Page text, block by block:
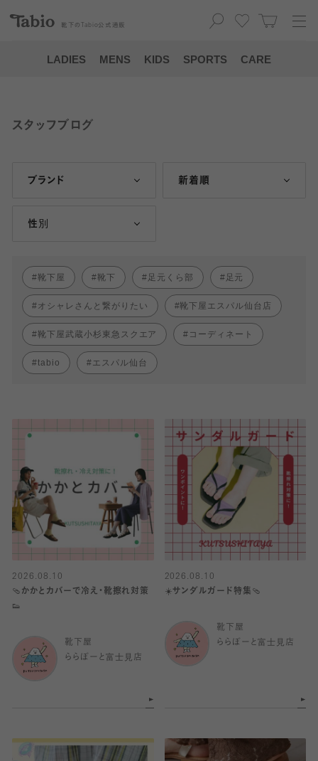
靴下の Tabio 公式通販
LADIES MENS KIDS SPORTS CARE
スタッフブログ
ブランド 新着順
性別
靴下屋 靴下 足元くら部 足元
オシャレさんと繋がりたい 靴下屋エスパル仙台店
靴下屋武蔵小杉東急スクエア コーディネート
tabio エスパル仙台
2026.08.10
🩴かかとカバーで冷え・靴擦れ対策
👟
靴下屋
ららぽーと富士見店
2026.08.10
☀️サンダルガード特集🩴
靴下屋
ららぽーと富士見店